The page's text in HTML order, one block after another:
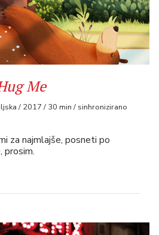
Me
/ 2017 / 30 min / sinhronizirano
za najmlajše, posneti po
prosim.